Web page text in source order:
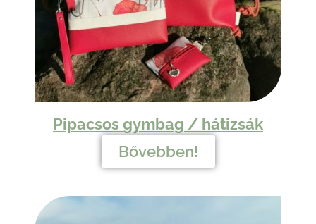
Pipacsos gymbag / hátizsák
Bővebben!